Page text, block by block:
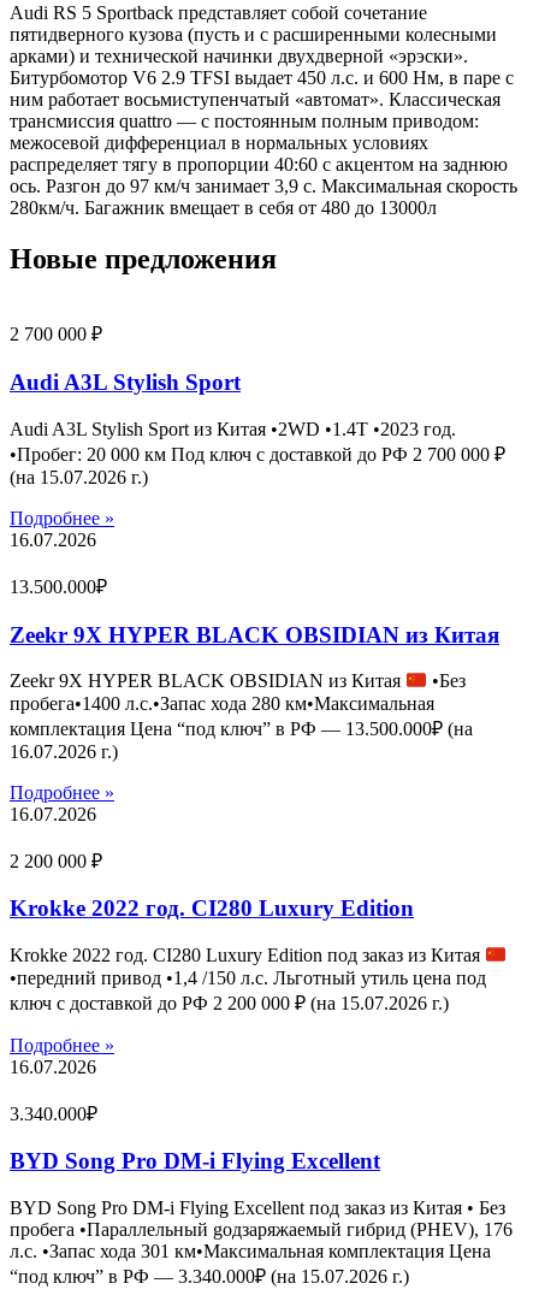
Audi RS 5 Sportback представляет собой сочетание
пятидверного кузова (пусть и с расширенными колесными
арками) и технической начинки двухдверной «эрэски».
Битурбомотор V6 2.9 TFSI выдает 450 л.с. и 600 Нм, в паре с
ним работает восьмиступенчатый «автомат». Классическая
трансмиссия quattro — с постоянным полным приводом:
межосевой дифференциал в нормальных условиях
распределяет тягу в пропорции 40:60 с акцентом на заднюю
ось. Разгон до 97 км/ч занимает 3,9 с. Максимальная скорость
280км/ч. Багажник вмещает в себя от 480 до 13000л
Новые предложения
2 700 000 ₽
Audi A3L Stylish Sport
Audi A3L Stylish Sport из Китая •2WD •1.4T •2023 год.
•Пробег: 20 000 км Под ключ с доставкой до РФ 2 700 000 ₽
(на 15.07.2026 г.)
Подробнее »
16.07.2026
13.500.000₽
Zeekr 9X HYPER BLACK OBSIDIAN из Китая
Zeekr 9X HYPER BLACK OBSIDIAN из Китая
•Без
пробега•1400 л.с.•Запас хода 280 км•Максимальная
комплектация Цена “под ключ” в РФ — 13.500.000₽ (на
16.07.2026 г.)
Подробнее »
16.07.2026
2 200 000 ₽
Krokke 2022 год. CI280 Luxury Edition
Krokke 2022 год. CI280 Luxury Edition под заказ из Китая
•передний привод •1,4 /150 л.с. Льготный утиль цена под
ключ с доставкой до РФ 2 200 000 ₽ (на 15.07.2026 г.)
Подробнее »
16.07.2026
3.340.000₽
BYD Song Pro DM-i Flying Excellent
BYD Song Pro DM-i Flying Excellent под заказ из Китая • Без
пробега •Параллельный gодзаряжаемый гибрид (PHEV), 176
л.с. •Запас хода 301 км•Максимальная комплектация Цена
“под ключ” в РФ — 3.340.000₽ (на 15.07.2026 г.)